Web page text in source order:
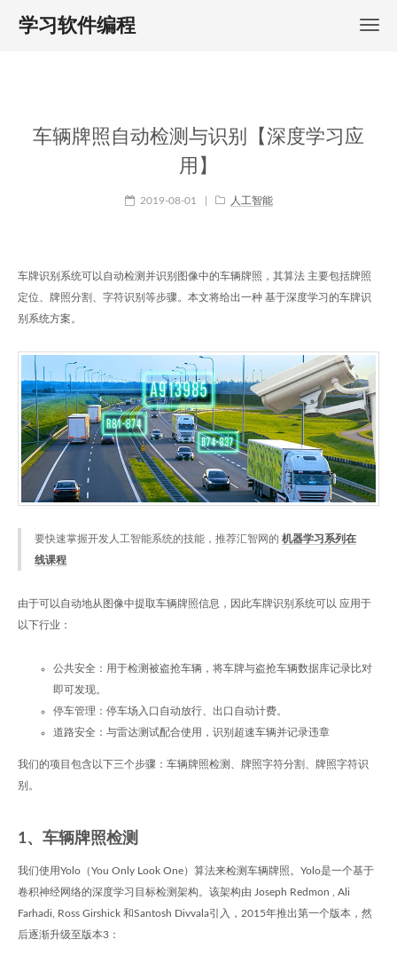
学习软件编程
车辆牌照自动检测与识别【深度学习应
用】
2019-08-01 人工智能
车牌识别系统可以自动检测并识别图像中的车辆牌照，其算法 主要包括牌照
定位、牌照分割、字符识别等步骤。本文将给出一种 基于深度学习的车牌识
别系统方案。
要快速掌握开发人工智能系统的技能，推荐汇智网的 机器学习系列在
线课程
由于可以自动地从图像中提取车辆牌照信息，因此车牌识别系统可以 应用于
以下行业：
公共安全：用于检测被盗抢车辆，将车牌与盗抢车辆数据库记录比对
即可发现。
停车管理：停车场入口自动放行、出口自动计费。
道路安全：与雷达测试配合使用，识别超速车辆并记录违章
我们的项目包含以下三个步骤：车辆牌照检测、牌照字符分割、牌照字符识
别。
1、车辆牌照检测
我们使用Yolo（You Only Look One）算法来检测车辆牌照。Yolo是一个基于
卷积神经网络的深度学习目标检测架构。该架构由 Joseph Redmon , Ali
Farhadi, Ross Girshick 和Santosh Divvala引入，2015年推出第一个版本，然
后逐渐升级至版本3：